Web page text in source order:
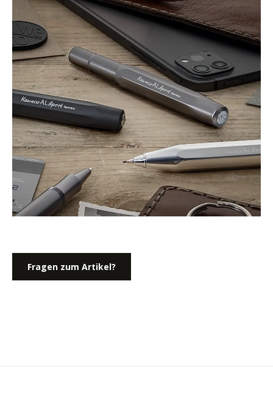
Fragen zum Artikel?